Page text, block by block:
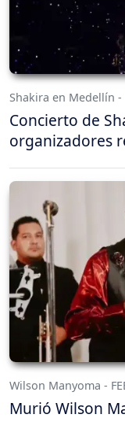
Shakira en Medellín -
Concierto de
organizadores
Wilson Manyoma -
Murió Wilson